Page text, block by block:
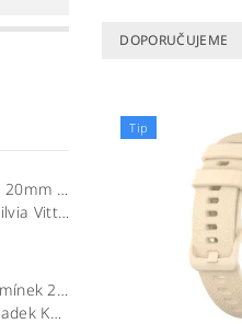
Silikonový řemínek 20mm vzor lebky
Silvia Vittekova
Stříbrný kovový řemínek 20mm
Radek Kopecký
DOPORUČUJEME
Tip